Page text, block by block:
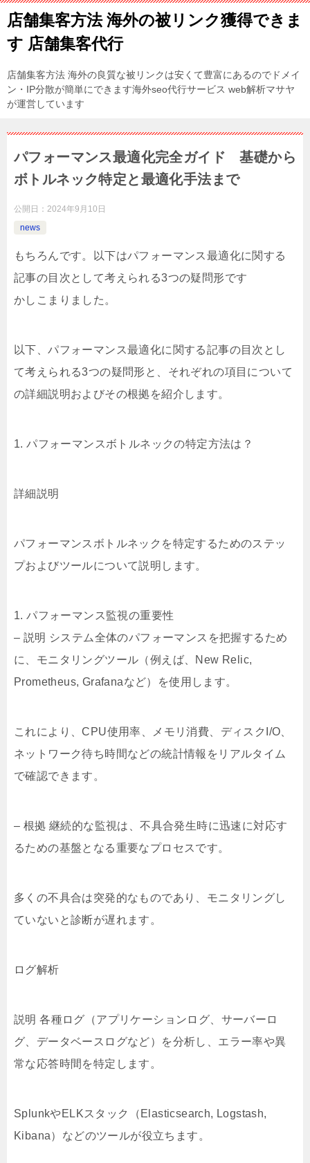
店舗集客方法 海外の被リンク獲得できま
す 店舗集客代行
店舗集客方法 海外の良質な被リンクは安くて豊富にあるのでドメイ
ン・IP分散が簡単にできます海外seo代行サービス web解析マサヤ
が運営しています
パフォーマンス最適化完全ガイド 基礎から
ボトルネック特定と最適化手法まで
公開日： 2024年9月10日
news
もちろんです。以下はパフォーマンス最適化に関する
記事の目次として考えられる3つの疑問形です
かしこまりました。
以下、パフォーマンス最適化に関する記事の目次とし
て考えられる3つの疑問形と、それぞれの項目について
の詳細説明およびその根拠を紹介します。
1. パフォーマンスボトルネックの特定方法は？
詳細説明
パフォーマンスボトルネックを特定するためのステッ
プおよびツールについて説明します。
1. パフォーマンス監視の重要性
– 説明 システム全体のパフォーマンスを把握するため
に、モニタリングツール（例えば、New Relic,
Prometheus, Grafanaなど）を使用します。
これにより、CPU使用率、メモリ消費、ディスクI/O、
ネットワーク待ち時間などの統計情報をリアルタイム
で確認できます。
– 根拠 継続的な監視は、不具合発生時に迅速に対応す
るための基盤となる重要なプロセスです。
多くの不具合は突発的なものであり、モニタリングし
ていないと診断が遅れます。
ログ解析
説明 各種ログ（アプリケーションログ、サーバーロ
グ、データベースログなど）を分析し、エラー率や異
常な応答時間を特定します。
SplunkやELKスタック（Elasticsearch, Logstash,
Kibana）などのツールが役立ちます。